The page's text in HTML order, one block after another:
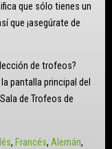
que sólo tienes un
que ¡asegúrate de
de trofeos?
pantalla principal del
de Trofeos de
Francés Alemán